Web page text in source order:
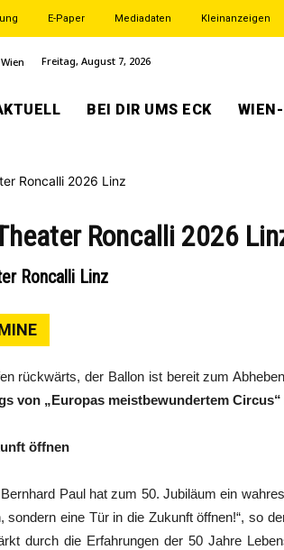
E-Paper Mediadaten Kleinanzeigen
Wien Freitag, August 7, 2026
BEI DIR UMS ECK
Roncalli 2026
Roncalli Linz
rückwärts, der Ballon ist bereit zum
von „Europas meistbewundertem Circus“
öffnen
Paul hat zum 50. Jubiläum ein
sondern eine Tür in die Zukunft öffnen!“, so
durch die Erfahrungen der 50 Jahre